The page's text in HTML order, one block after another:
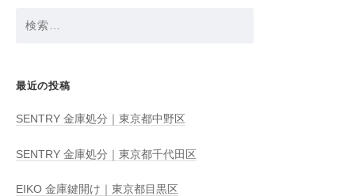
最近の投稿
SENTRY 金庫処分｜東京都中野区
SENTRY 金庫処分｜東京都千代田区
EIKO 金庫鍵開け｜東京都目黒区